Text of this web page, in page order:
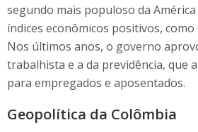
segundo mais populoso da
índices econômicos positivos,
Nos últimos anos, o governo
trabalhista e a da previdência, que
para empregados e aposentados.
Geopolítica da Colômbia